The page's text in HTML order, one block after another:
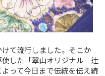
て流行しました。そこか
使した「翠山オリジナル 辻
って今日まで伝統を伝え続